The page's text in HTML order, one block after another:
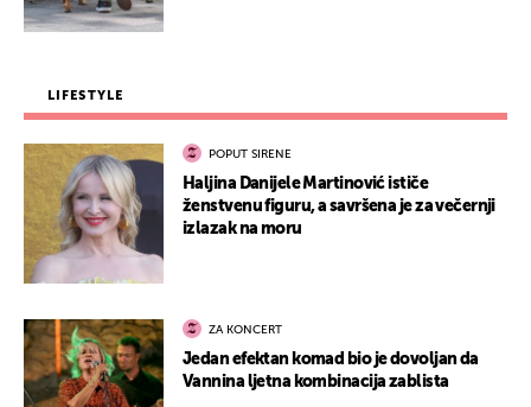
LIFESTYLE
POPUT SIRENE
Haljina Danijele Martinović ističe
ženstvenu figuru, a savršena je za večernji
izlazak na moru
ZA KONCERT
Jedan efektan komad bio je dovoljan da
Vannina ljetna kombinacija zablista